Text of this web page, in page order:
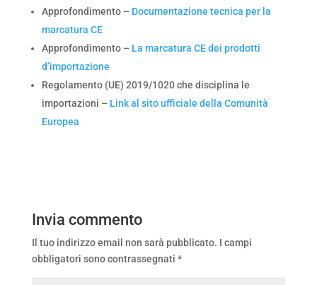
Approfondimento – Documentazione tecnica per la
marcatura CE
Approfondimento – La marcatura CE dei prodotti
d’importazione
Regolamento (UE) 2019/1020 che disciplina le
importazioni – Link al sito ufficiale della Comunità
Europea
Invia commento
Il tuo indirizzo email non sarà pubblicato. I campi
obbligatori sono contrassegnati *